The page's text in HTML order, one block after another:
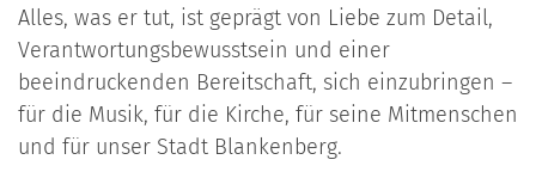
Alles, was er tut, ist geprägt von Liebe zum Detail,
Verantwortungsbewusstsein und einer
beeindruckenden Bereitschaft, sich einzubringen –
für die Musik, für die Kirche, für seine Mitmenschen
und für unser Stadt Blankenberg.